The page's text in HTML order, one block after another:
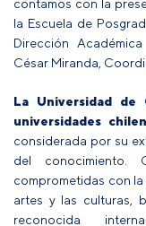
la Escuela de
Dirección
César Miranda,
La Universidad
universidades
considerada por su
del conocimiento .
comprometidas con
artes y las culturas,
reconocida